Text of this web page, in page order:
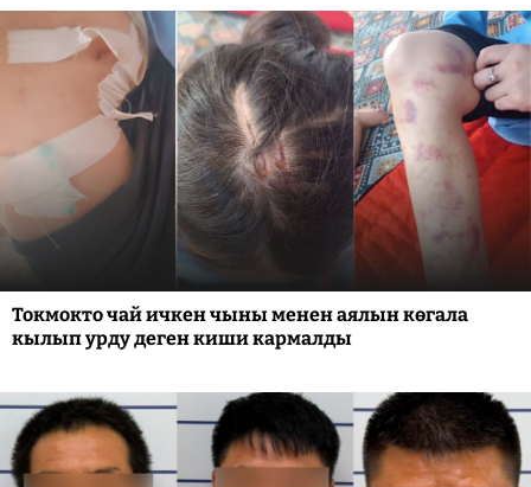
Токмокто чай ичкен чыны менен аялын көгала
кылып урду деген киши кармалды